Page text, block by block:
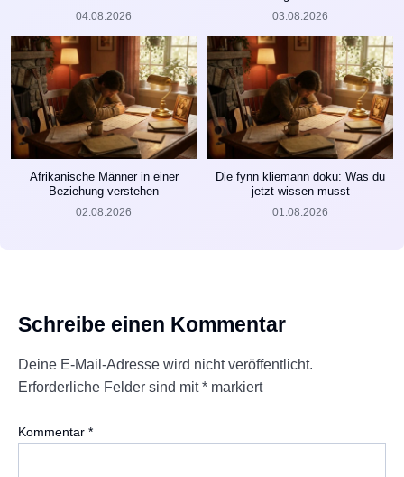
04.08.2026 03.08.2026
Afrikanische Männer in einer
Beziehung verstehen
02.08.2026
Die fynn kliemann doku: Was du
jetzt wissen musst
01.08.2026
Schreibe einen Kommentar
Deine E-Mail-Adresse wird nicht veröffentlicht.
Erforderliche Felder sind mit* markiert
Kommentar *